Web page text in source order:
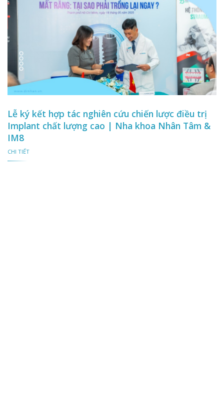
Lễ ký kết hợp tác nghiên cứu chiến lược điều trị
Implant chất lượng cao | Nha khoa Nhân Tâm &
IM8
CHI TIẾT